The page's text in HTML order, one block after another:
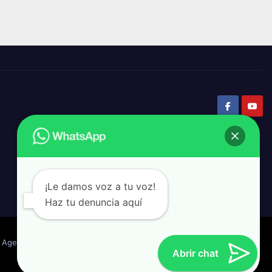
Agenda Pública Gobierno del Estado Minuto a minuto
XV Ayuntamiento de Los Cabos
¡Le damos voz a tu voz!
Haz tu denuncia aquí
Abrir chat